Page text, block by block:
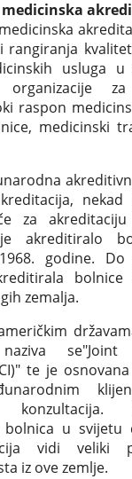
rangiranja
usluga u
organizacije
raspon
medicinski
za akreditaciju
akreditiralo
godine.
zemalja.
se"Joint
te je
bolnica u svijetu
vidi veliki
iz ove zemlje.